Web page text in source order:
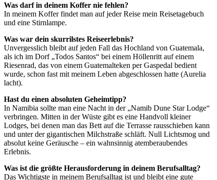
Was darf in deinem Koffer nie fehlen?
In meinem Koffer findet man auf jeder Reise mein Reisetagebuch
und eine Stirnlampe.
Was war dein skurrilstes Reiseerlebnis?
Unvergesslich bleibt auf jeden Fall das Hochland von Guatemala,
als ich im Dorf „Todos Santos“ bei einem Höllenritt auf einem
Riesenrad, das von einem Guatemalteken per Gaspedal bedient
wurde, schon fast mit meinem Leben abgeschlossen hatte (Aurelia
lacht).
Hast du einen absoluten Geheimtipp?
In Namibia sollte man eine Nacht in der „Namib Dune Star Lodge“
verbringen. Mitten in der Wüste gibt es eine Handvoll kleiner
Lodges, bei denen man das Bett auf die Terrasse rausschieben kann
und unter der gigantischen Milchstraße schläft. Null Lichtsmog und
absolut keine Geräusche – ein wahnsinnig atemberaubendes
Erlebnis.
Was ist die größte Herausforderung in deinem Berufsalltag?
Das Wichtigste in meinem Berufsalltag ist und bleibt eine gute